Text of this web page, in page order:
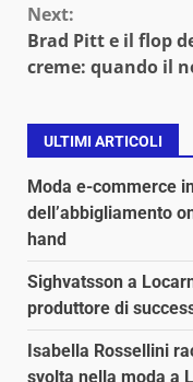
Next:
Brad Pitt e il flop
creme: quando il
ULTIMI ARTICOLI
Moda e-commerce
dell’abbigliamento
hand
Sighvatsson a
produttore di
Isabella Rossellini
svolta nella moda a